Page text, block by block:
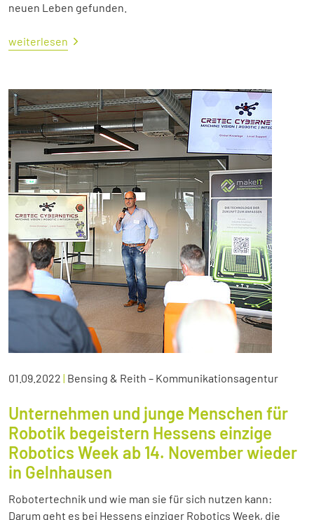
neuen Leben gefunden.
weiterlesen
01.09.2022 | Bensing & Reith – Kommunikationsagentur
Unternehmen und junge Menschen für
Robotik begeistern Hessens einzige
Robotics Week ab 14. November wieder
in Gelnhausen
Robotertechnik und wie man sie für sich nutzen kann:
Darum geht es bei Hessens einziger Robotics Week, die